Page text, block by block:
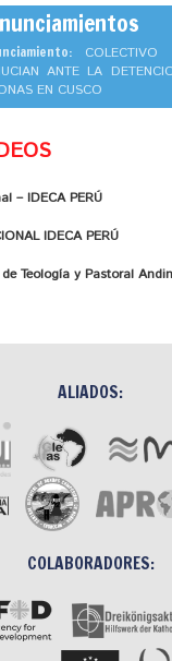
ANTE LA
EN CUSCO
– IDECA PERÚ
IDECA PERÚ
Teología y Pastoral
ALIADOS:
COLABORADORES: